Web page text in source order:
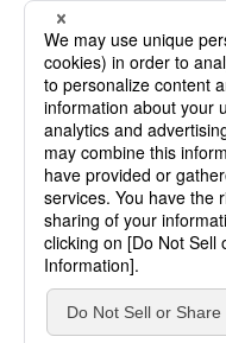
〒102-0093 東京都千
TEL：03-3263-3959
麹町店
〒102-
13 8F［ア
TEL：03-
3116
大阪店
〒541-
4-2-10
大西ビルデ
TEL：
7887